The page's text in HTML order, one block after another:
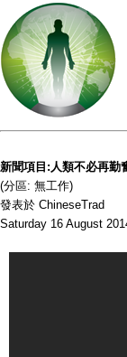
新聞項目:人類不必再勤
(分區: 無工作)
發表於 ChineseTrad
Saturday 16 August